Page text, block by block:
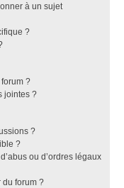
à un sujet
?
?
jointes ?
?
?
ou d’ordres légaux
du forum ?